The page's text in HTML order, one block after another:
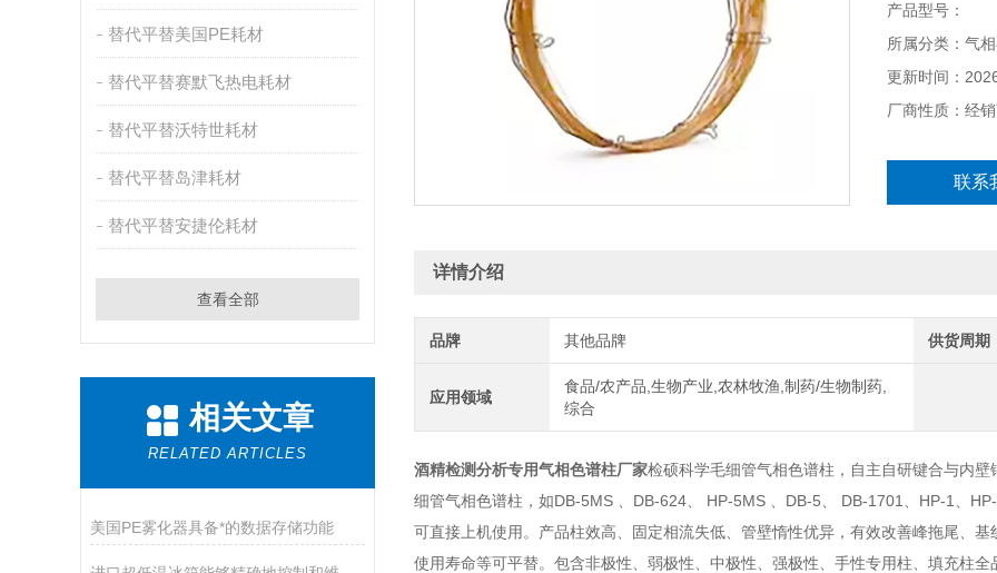
替代平替美国PE耗材
替代平替赛默飞热电耗材
替代平替沃特世耗材
替代平替岛津耗材
替代平替安捷伦耗材
查看全部
相关文章
RELATED ARTICLES
美国PE雾化器具备*的数据存储功能
产品型号：
所属分类：气
更新时间：
厂商性质：经
联系
详情介绍
品牌 其他品牌 供货周期
应用领域
食品/农产品,生物产业,农林牧渔,制药/生物制药,
综合
酒精检测分析专用气相色谱柱厂家检硕科学毛细管气相色谱柱，自主自研键合与内
细管气相色谱柱，如DB-5MS 、DB-624、 HP-5MS 、DB-5、 DB-1701、HP-1、
可直接上机使用。产品柱效高、固定相流失低、管壁惰性优异，有效改善峰拖尾、
使用寿命等可平替。包含非极性、弱极性、中极性、强极性、手性专用柱、填充柱